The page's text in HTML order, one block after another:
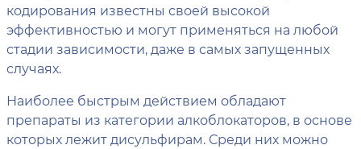
кодирования известны своей высокой
эффективностью и могут применяться на любой
стадии зависимости, даже в самых запущенных
случаях.
Наиболее быстрым действием обладают
препараты из категории алкоблокаторов, в основе
которых лежит дисульфирам. Среди них можно